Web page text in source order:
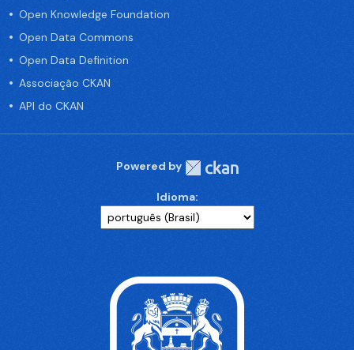
Open Knowledge Foundation
Open Data Commons
Open Data Definition
Associação CKAN
API do CKAN
Powered by
Idioma